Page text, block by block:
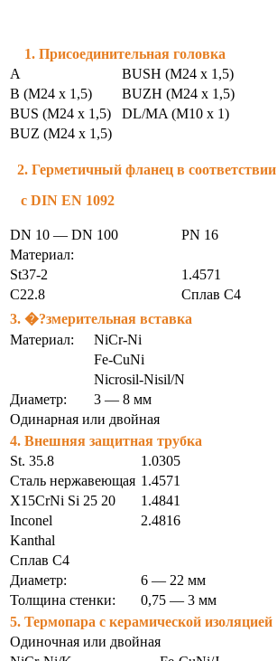
1. Присоединительная головка
A
BUSH (М24 x 1,5)
B (М24 x 1,5)
BUZH (М24 x 1,5)
BUS (М24 x 1,5)
DL/MA (M10 х 1)
BUZ (М24 x 1,5)
2. Герметичный фланец в соответствии
с DIN EN 1092
DN 10 — DN 100
PN 16
Материал:
St37-2
1.4571
C22.8
Сплав С4
3. �?змерительная вставка
Материал:
NiCr-Ni
Fe-CuNi
Nicrosil-Nisil/N
Диаметр:
3 — 8 мм
Одинарная или двойная
4. Внешняя защитная трубка
St. 35.8
1.0305
Сталь нержавеющая 1.4571
X15CrNi Si 25 20
1.4841
Inconel
2.4816
Kanthal
Сплав С4
Диаметр:
6 — 22 мм
Толщина стенки:
0,75 — 3 мм
5. Термопара с керамической изоляцией
Одиночная или двойная